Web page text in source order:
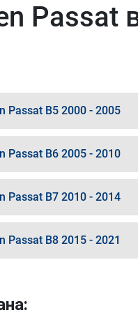
Passat
Passat B5 2000 - 2005
Passat B6 2005 - 2010
Passat B7 2010 - 2014
Passat B8 2015 - 2021